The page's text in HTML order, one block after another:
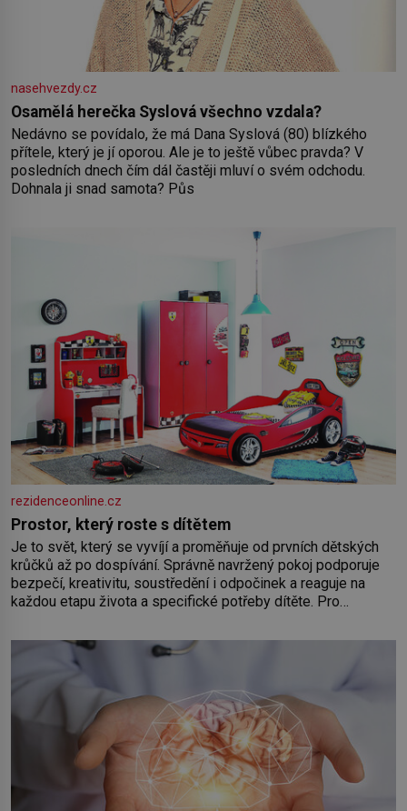
nasehvezdy.cz
Osamělá herečka Syslová všechno vzdala?
Nedávno se povídalo, že má Dana Syslová (80) blízkého
přítele, který je jí oporou. Ale je to ještě vůbec pravda? V
posledních dnech čím dál častěji mluví o svém odchodu.
Dohnala ji snad samota? Půs
rezidenceonline.cz
Prostor, který roste s dítětem
Je to svět, který se vyvíjí a proměňuje od prvních dětských
krůčků až po dospívání. Správně navržený pokoj podporuje
bezpečí, kreativitu, soustředění i odpočinek a reaguje na
každou etapu života a specifické potřeby dítěte. Pro
by pokoj miminka měl působit především klidně a útulně.
Předškolní věk je